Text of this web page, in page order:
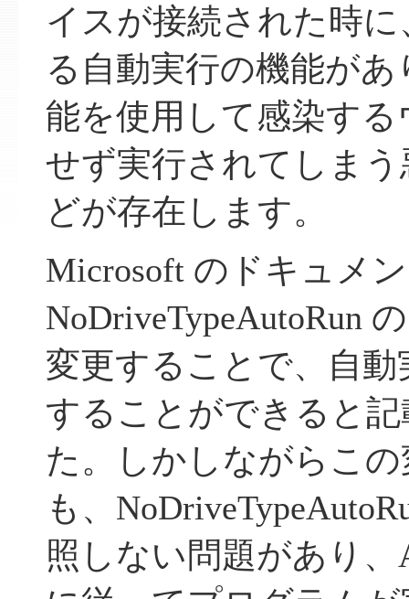
イスが接続された時
る自動実行の機能が
能を使用して感染す
せず実行されてしま
どが存在します。
Microsoft のドキュメ
NoDriveTypeAutoRun
変更することで、自
することができると
た。しかしながらこ
も、
照しない問題があり、